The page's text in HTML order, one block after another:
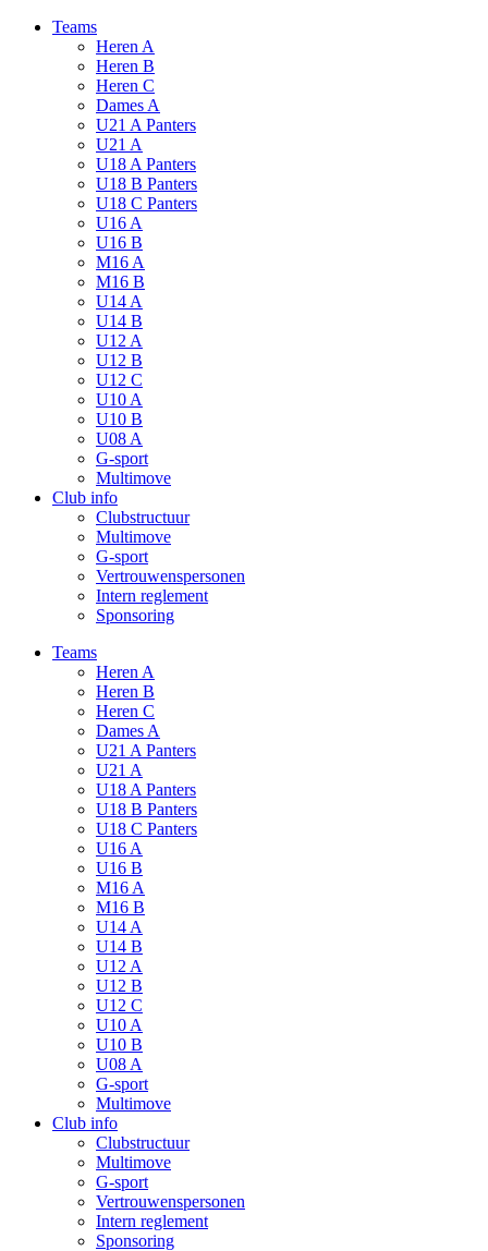
Skip
Teams
Heren A
Heren B
Heren C
Dames A
U21 A Panters
U21 A
U18 A Panters
U18 B Panters
U18 C Panters
U16 A
U16 B
M16 A
M16 B
U14 A
U14 B
U12 A
U12 B
U12 C
U10 A
U10 B
U08 A
G-sport
Multimove
Club info
Clubstructuur
Multimove
G-sport
Vertrouwenspersonen
Intern reglement
Sponsoring
Teams
Heren A
Heren B
Heren C
Dames A
U21 A Panters
U21 A
U18 A Panters
U18 B Panters
U18 C Panters
U16 A
U16 B
M16 A
M16 B
U14 A
U14 B
U12 A
U12 B
U12 C
U10 A
U10 B
U08 A
G-sport
Multimove
Club info
Clubstructuur
Multimove
G-sport
Vertrouwenspersonen
Intern reglement
Sponsoring